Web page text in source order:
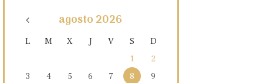
agosto 2026
L M X J V S
D
1
2
3
4 5 6 7 8
9